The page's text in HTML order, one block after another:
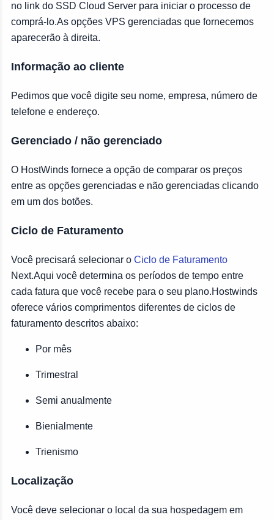
no link do SSD Cloud Server para iniciar o processo de
comprá-lo.As opções VPS gerenciadas que fornecemos
aparecerão à direita.
Informação ao cliente
Pedimos que você digite seu nome, empresa, número de
telefone e endereço.
Gerenciado / não gerenciado
O HostWinds fornece a opção de comparar os preços
entre as opções gerenciadas e não gerenciadas clicando
em um dos botões.
Ciclo de Faturamento
Você precisará selecionar o Ciclo de Faturamento
Next.Aqui você determina os períodos de tempo entre
cada fatura que você recebe para o seu plano.Hostwinds
oferece vários comprimentos diferentes de ciclos de
faturamento descritos abaixo:
Por mês
Trimestral
Semi anualmente
Bienialmente
Trienismo
Localização
Você deve selecionar o local da sua hospedagem em